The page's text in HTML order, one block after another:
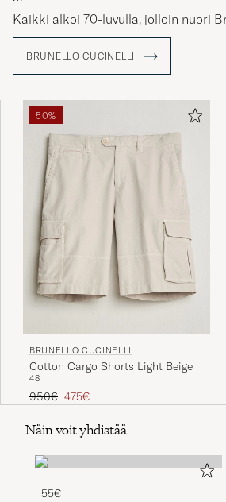
Kaikki alkoi 70-luvulla, jolloin nuori
rakastui toista kertaa elämässään.
joka oli Brunellon kihlatun Federican
hän löysi intohimonsa neuleisiin ja
Brunellon suuri innovaatio.
BRUNELLO CUCINELLI
50%
BRUNELLO CUCINELLI
Cotton Cargo Shorts Light Beige
48
Tavallinen hinta
950€ Alennettu hinta
475€
Näin voit yhdistää
55€